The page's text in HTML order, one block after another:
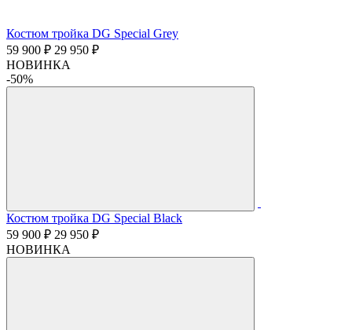
Костюм тройка DG Special Grey
59 900 ₽ 29 950 ₽
НОВИНКА
-50%
Костюм тройка DG Special Black
59 900 ₽ 29 950 ₽
НОВИНКА